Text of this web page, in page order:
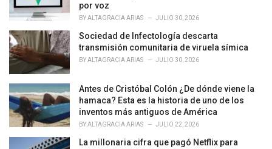
e
:
por voz
BYALTAGRACIA ARIAS JULIO 30, 2026
Sociedad de Infectología descarta
transmisión comunitaria de viruela símica
BYALTAGRACIA ARIAS JULIO 30, 2026
Antes de Cristóbal Colón ¿De dónde viene la
hamaca? Esta es la historia de uno de los
inventos más antiguos de América
BYALTAGRACIA ARIAS JULIO 22, 2026
La millonaria cifra que pagó Netflix para